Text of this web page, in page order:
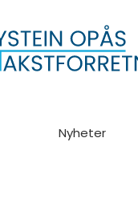
Nyheter